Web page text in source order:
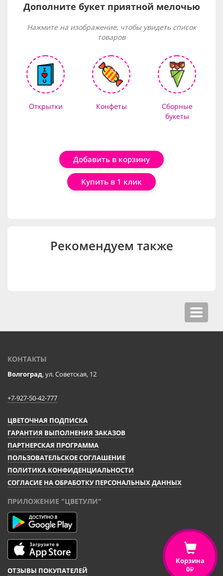
Дополните букет приятной мелочью
Нажмите на изображение, чтобы увидеть список
товаров
Открытки Конфеты
Сборные
букеты
Добавить в корзину
Купить в 1 клик
Рекомендуем также
Toggle
КОНТАКТЫ
Волгоград, ул. Советская, 12
+7-927-50-42-777
ЦВЕТОЧНАЯ ПОДПИСКА
ГАРАНТИЯ ВЫПОЛНЕНИЯ ЗАКАЗОВ
ПАРТНЕРСКАЯ ПРОГРАММА
ПОЛЬЗОВАТЕЛЬСКОЕ СОГЛАШЕНИЕ
ПОЛИТИКА КОНФИДЕНЦИАЛЬНОСТИ
СОГЛАСИЕ НА ОБРАБОТКУ ПЕРСОНАЛЬНЫХ ДАННЫХ
ПРИЛОЖЕНИЕ "ЦВЕТУЛИ"
ОТЗЫВЫ ПОКУПАТЕЛЕЙ
Корзина
0i